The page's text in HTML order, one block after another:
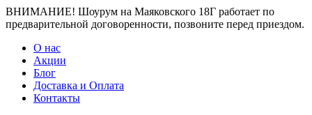
ВНИМАНИЕ! Шоурум на Маяковского 18Г работает по
предварительной договоренности, позвоните перед приездом.
О нас
Акции
Блог
Доставка и Оплата
Контакты